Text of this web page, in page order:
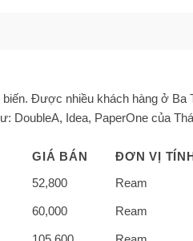
Được nhiều khách hàng ở
DoubleA, Idea, PaperOne của
GIÁ BÁN ĐƠN VỊ
52,800 Ream
60,000 Ream